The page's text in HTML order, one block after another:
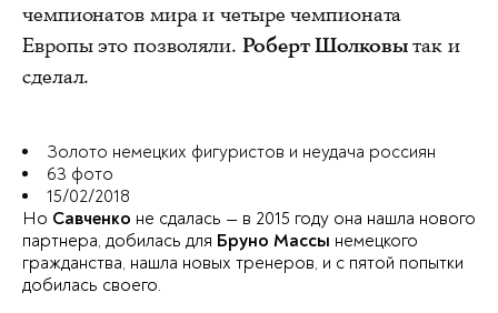
чемпионатов мира и четыре чемпионата
Европы это позволяли. Роберт Шолковытак и
сделал.
Золото немецких фигуристов и неудача россиян
63 фото
15/02/2018
Но Савченко не сдалась — в 2015 году она нашла нового
партнера, добилась для Бруно Массы немецкого
гражданства, нашла новых тренеров, и с пятой попытки
добилась своего.